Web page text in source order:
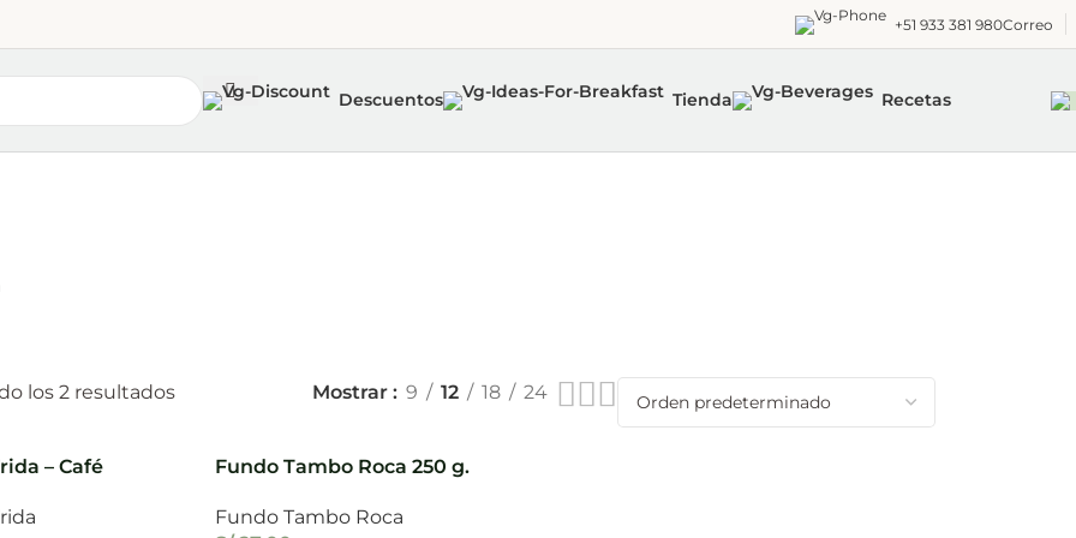
+51 933 381 980Correo
Descuentos Tienda Recetas
los 2 resultados Mostrar 9 12 18 24
– Café
Fundo Tambo Roca 250 g.
Fundo Tambo Roca